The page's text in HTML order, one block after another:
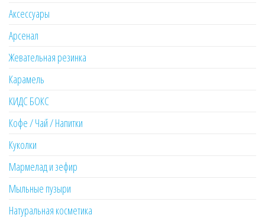
Аксессуары
Арсенал
Жевательная резинка
Карамель
КИДС БОКС
Кофе / Чай / Напитки
Куколки
Мармелад и зефир
Мыльные пузыри
Натуральная косметика